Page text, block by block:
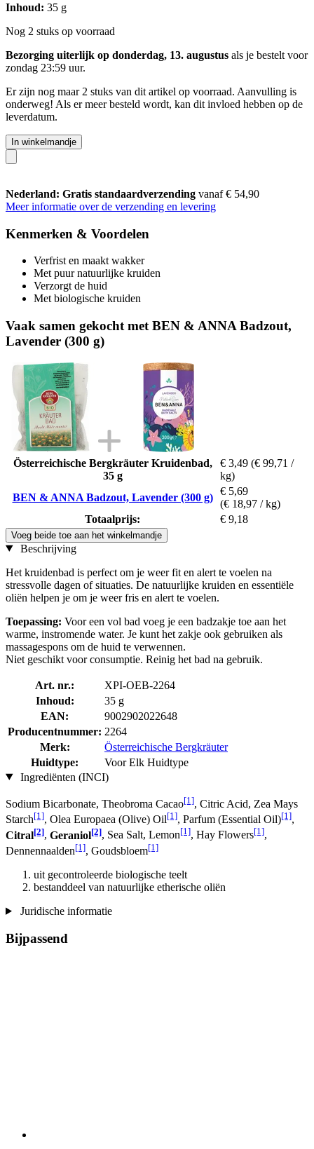
Inhoud: 35 g
Nog 2 stuks op voorraad
Bezorging uiterlijk op donderdag, 13. augustus als je bestelt voor
zondag 23:59 uur.
Er zijn nog maar 2 stuks van dit artikel op voorraad. Aanvulling is
onderweg! Als er meer besteld wordt, kan dit invloed hebben op de
leverdatum.
In winkelmandje
Nederland: Gratis standaardverzending vanaf € 54,90
Meer informatie over de verzending en levering
Kenmerken & Voordelen
Verfrist en maakt wakker
Met puur natuurlijke kruiden
Verzorgt de huid
Met biologische kruiden
Vaak samen gekocht met BEN & ANNA Badzout,
Lavender (300 g)
Österreichische Bergkräuter Kruidenbad,
35 g
€ 3,49 (€ 99,71 /
kg)
BEN & ANNA Badzout, Lavender (300 g)
€ 5,69
(€ 18,97 / kg)
Totaalprijs:
€ 9,18
Voeg beide toe aan het winkelmandje
Beschrijving
Het kruidenbad is perfect om je weer fit en alert te voelen na
stressvolle dagen of situaties. De natuurlijke kruiden en essentiële
oliën helpen je om je weer fris en alert te voelen.
Toepassing: Voor een vol bad voeg je een badzakje toe aan het
warme, instromende water. Je kunt het zakje ook gebruiken als
massagespons om de huid te verwennen.
Niet geschikt voor consumptie. Reinig het bad na gebruik.
Art. nr.:
XPI-OEB-2264
Inhoud:
35 g
EAN:
9002902022648
Producentnummer: 2264
Merk:
Österreichische Bergkräuter
Huidtype:
Voor Elk Huidtype
Ingrediënten (INCI)
Sodium Bicarbonate, Theobroma Cacao[1], Citric Acid, Zea Mays
Starch[1], Olea Europaea (Olive) Oil[1], Parfum (Essential Oil)[1],
Citral[2], Geraniol[2], Sea Salt, Lemon[1], Hay Flowers[1],
Dennennaalden[1], Goudsbloem[1]
uit gecontroleerde biologische teelt
bestanddeel van natuurlijke etherische oliën
Juridische informatie
Bijpassend